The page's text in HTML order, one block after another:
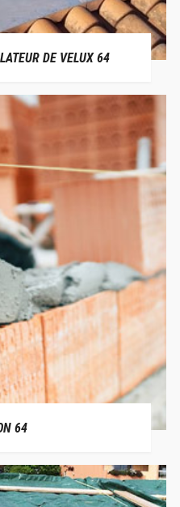
DE VELUX 64
64